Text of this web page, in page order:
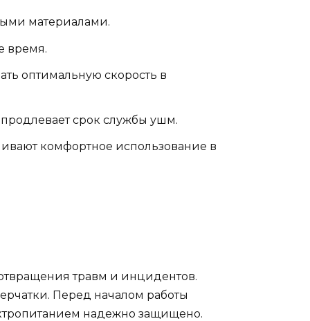
материалами.
время.
оптимальную скорость в
срок службы ушм.
комфортное использование в
травм и инцидентов.
Перед началом работы
надежно защищено.